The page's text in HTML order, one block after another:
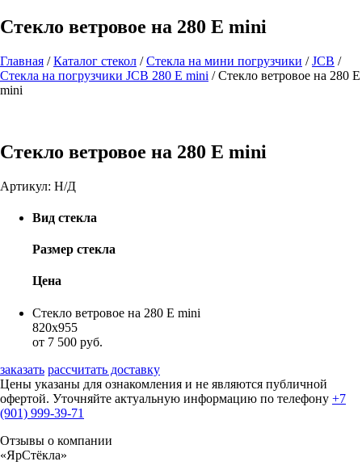
Стекло ветровое на 280 E mini
Главная /Каталог стекол /Стекла на мини погрузчики /JCB /
Стекла на погрузчики JCB 280 E mini /Стекло ветровое на 280 E
mini
Стекло ветровое на 280 E mini
Артикул: Н/Д
Вид стекла
Размер стекла
Цена
Стекло ветровое на 280 E mini
820х955
от 7 500 руб.
заказать рассчитать доставку
Цены указаны для ознакомления и не являются публичной
офертой. Уточняйте актуальную информацию по телефону +7
(901) 999-39-71
Отзывы о компании
«ЯрСтёкла»